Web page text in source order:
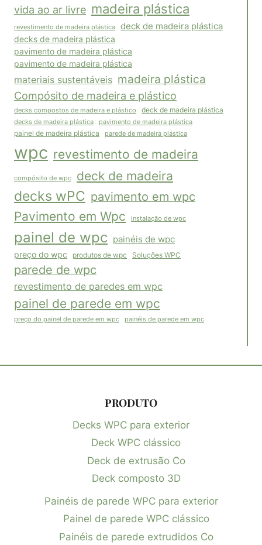
vida ao ar livre madeira plástica
revestimento de madeira plástica deck de madeira plástica
decks de madeira plástica
pavimento de madeira plástica
pavimento de madeira plástica
materiais sustentáveis madeira plástica
Compósito de madeira e plástico
decks compostos de madeira e plástico deck de madeira plástica
decks de madeira plástica pavimento de madeira plástica
painel de madeira plástica parede de madeira plástica
wpc revestimento de madeira
compósito de wpc deck de madeira
decks wPC pavimento em wpc
Pavimento em Wpc instalação de wpc
painel de wpc painéis de wpc
preço do wpc produtos de wpc Soluções WPC
parede de wpc
revestimento de paredes em wpc
painel de parede em wpc
preço do painel de parede em wpc painéis de parede em wpc
PRODUTO
Decks WPC para exterior
Deck WPC clássico
Deck de extrusão Co
Deck composto 3D
Painéis de parede WPC para exterior
Painel de parede WPC clássico
Painéis de parede extrudidos Co